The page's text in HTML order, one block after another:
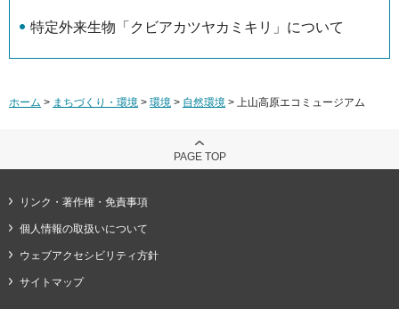
特定外来生物「クビアカツヤカミキリ」について
ホーム > まちづくり・環境 > 環境 > 自然環境 > 上山高原エコミュージアム
PAGE TOP
リンク・著作権・免責事項
個人情報の取扱いについて
ウェブアクセシビリティ方針
サイトマップ